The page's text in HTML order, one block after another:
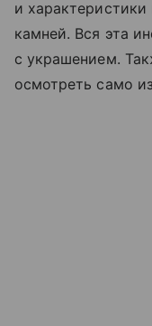
и характеристики
камней. Вся эта
с украшением.
осмотреть само